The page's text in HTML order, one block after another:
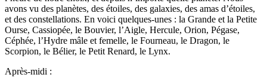
avons vu des planètes, des étoiles, des galaxies, des amas d’étoiles,
et des constellations. En voici quelques-unes : la Grande et la Petite
Ourse, Cassiopée, le Bouvier, l’Aigle, Hercule, Orion, Pégase,
Céphée, l’Hydre mâle et femelle, le Fourneau, le Dragon, le
Scorpion, le Bélier, le Petit Renard, le Lynx.
Après-midi :